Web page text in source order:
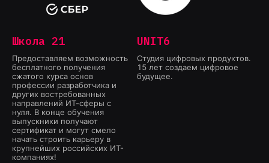
Школа 21
Предоставляем возможность
бесплатного получения
сжатого курса основ
профессии разработчика и
других востребованных
направлений ИТ-сферы с
нуля. В конце обучения
выпускники получают
сертификат и могут смело
начать строить карьеру в
крупнейших российских ИТ-
компаниях!
UNIT6
Студия цифровых продуктов.
15 лет создаем цифровое
будущее.